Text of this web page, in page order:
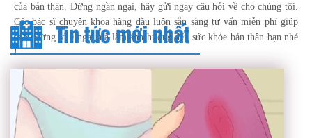
của bản thân. Đừng ngần ngại, hãy gửi ngay câu hỏi về cho chúng tôi.
Các bác sĩ chuyên khoa hàng đầu luôn sẵn sàng tư vấn miễn phí giúp
bạn. Đừng vì e ngại mà làm ảnh hưởng đến sức khỏe bản thân bạn nhé
!
Tin tức mới nhất